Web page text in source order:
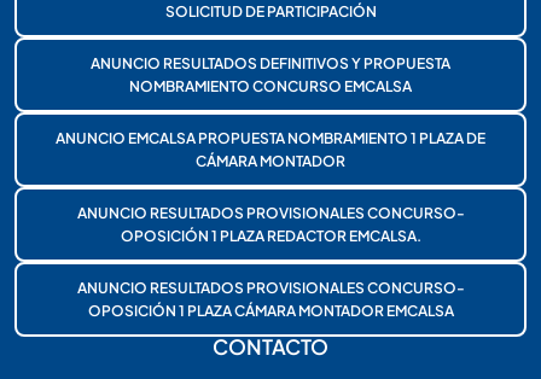
SOLICITUD DE PARTICIPACIÓN
ANUNCIO RESULTADOS DEFINITIVOS Y PROPUESTA
NOMBRAMIENTO CONCURSO EMCALSA
ANUNCIO EMCALSA PROPUESTA NOMBRAMIENTO 1 PLAZA DE
CÁMARA MONTADOR
ANUNCIO RESULTADOS PROVISIONALES CONCURSO-
OPOSICIÓN 1 PLAZA REDACTOR EMCALSA.
ANUNCIO RESULTADOS PROVISIONALES CONCURSO-
OPOSICIÓN 1 PLAZA CÁMARA MONTADOR EMCALSA
CONTACTO